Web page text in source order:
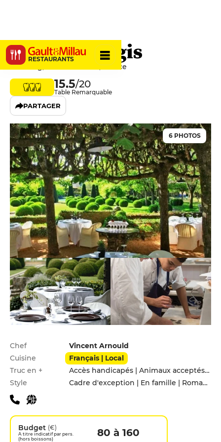
RESTAURANTS
Le Vieux Logis
Le Bourg, 24510 Trémolat, France
15.5/20
Table Remarquable
PARTAGER
6 PHOTOS
Infos pratiques
Chef
Vincent Arnould
Cuisine
Français | Local
Truc en +
Accès handicapés | Animaux acceptés | Hébergement | Jardin | Parking privé | Service voiturier | Terrasse
Style
Cadre d'exception | En famille | Romantique
Budget (€)
A titre indicatif par pers.
(hors boissons)
80 à 160